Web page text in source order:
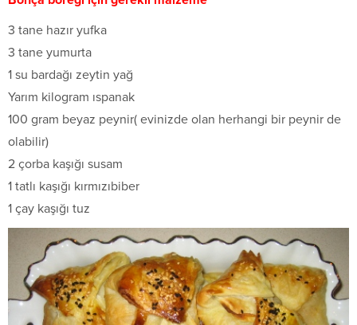
3 tane hazır yufka
3 tane yumurta
1 su bardağı zeytin yağ
Yarım kilogram ıspanak
100 gram beyaz peynir( evinizde olan herhangi bir peynir de
olabilir)
2 çorba kaşığı susam
1 tatlı kaşığı kırmızıbiber
1 çay kaşığı tuz